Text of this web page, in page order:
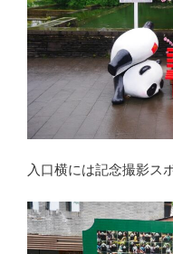
入口横には記念撮影ス